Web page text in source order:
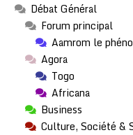
Débat Général
Forum principal
Aamrom le
Agora
Togo
Africana
Business
Culture, Société &